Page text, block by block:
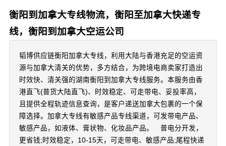
衡阳到加拿大专线物流，衡阳至加拿大快递专
线，衡阳到加拿大空运公司
韬博供应链衡阳加拿大专线，利用大陆与香港充足的空运资
源与加拿大清关的优势，多方结合，为跨境电商卖家打造出
时效快、清关强的湖南衡阳到加拿大专线服务。本服务由香
港直飞(普货大陆直飞)、时效稳定、可走带电、妥投率高，
且提供全程轨迹信息查询，是客户递送加拿大包裹的一个保
障选择。加拿大专线有敏感产品专线渠道，可发带电产品、
敏感产品，如液体、膏状物、化妆品产品。 普电分开发，
更省钱;时效稳定，10-15天，可走带电、敏感产品;尾程快递